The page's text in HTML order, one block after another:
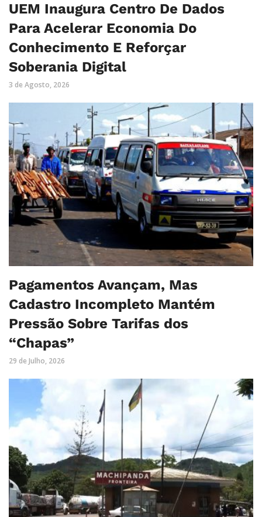
UEM Inaugura Centro De Dados
Para Acelerar Economia Do
Conhecimento E Reforçar
Soberania Digital
3 de Agosto, 2026
Pagamentos Avançam, Mas
Cadastro Incompleto Mantém
Pressão Sobre Tarifas dos
“Chapas”
29 de Julho, 2026